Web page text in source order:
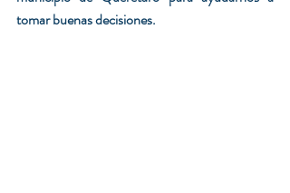
tomar buenas decisiones.